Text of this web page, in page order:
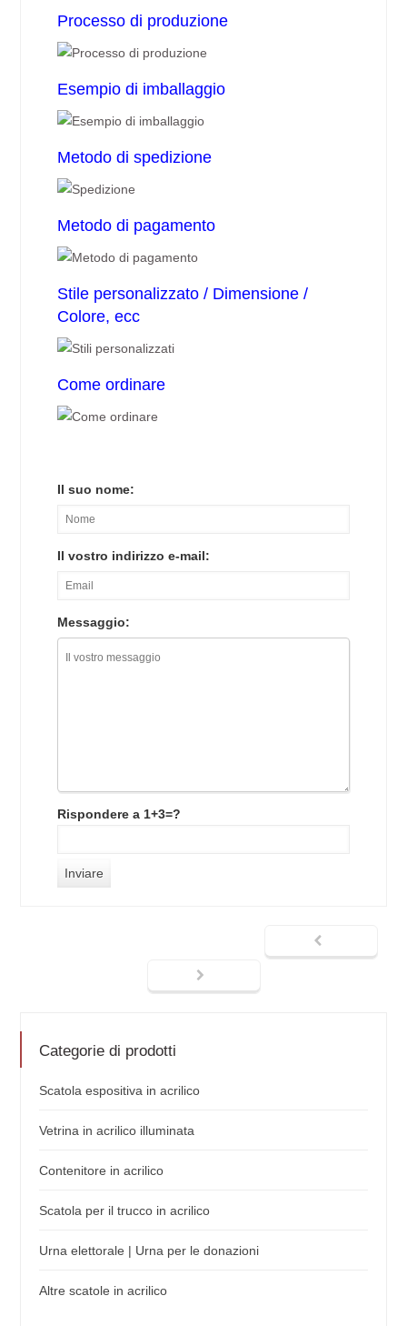
Processo di produzione
Esempio di imballaggio
Metodo di spedizione
Metodo di pagamento
Stile personalizzato / Dimensione /
Colore, ecc
Come ordinare
Il suo nome:
Il vostro indirizzo e-mail:
Messaggio:
Rispondere a 1+3=?
Categorie di prodotti
Scatola espositiva in acrilico
Vetrina in acrilico illuminata
Contenitore in acrilico
Scatola per il trucco in acrilico
Urna elettorale | Urna per le donazioni
Altre scatole in acrilico